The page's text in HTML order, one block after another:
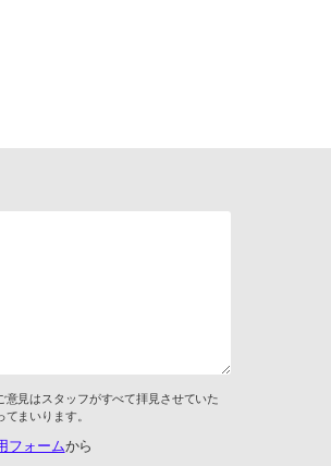
見はスタッフがすべて拝見させていた
まいります。
フォームから